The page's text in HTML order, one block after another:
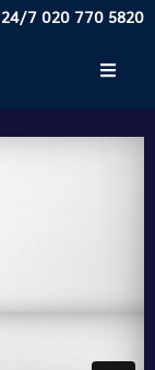
24/7 020 770 5820